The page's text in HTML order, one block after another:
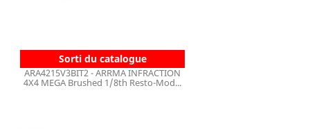
Sorti du catalogue
ARA4215V3BIT2 - ARRMA INFRACTION
4X4 MEGA Brushed 1/8th Resto-Mod...